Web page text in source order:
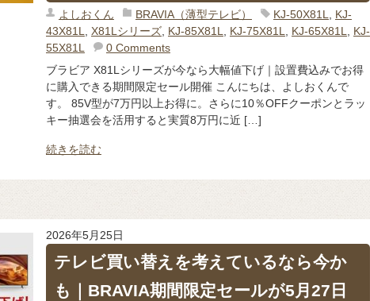
よしおくん BRAVIA（薄型テレビ） KJ-50X81L
KJ-
43X81L
X81Lシリーズ, KJ-85X81L KJ-75X81L KJ-65X81L
KJ-
55X81L
0 Comments
ブラビア X81Lシリーズが今なら大幅値下げ｜設置費込みでお得
に購入できる期間限定セール開催 こんにちは、よしおくんで
す。 85V型が7万円以上お得に。さらに10％OFFクーポンとラッ
キー抽選会を活用すると実質8万円に近 […]
続きを読む
2026年5月25日
テレビ買い替えを考えているなら今か
も｜BRAVIA期間限定セールが5月27日